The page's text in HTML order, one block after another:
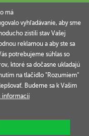
.
HER s.r.o.
má
vyhľadávanie, aby sme
zistili stav Vašej
reklamou a aby ste sa
potrebujeme súhlas so
ktoré sa dočasne ukladajú
na tlačidlo "Rozumiem"
Budeme sa k Vašim
informacií